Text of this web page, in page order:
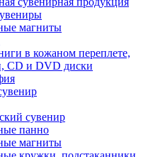
магниты
в кожаном переплете,
CD и DVD диски
сувенир
панно
магниты